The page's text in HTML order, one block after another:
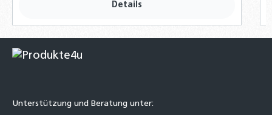
Details
Unterstützung und Beratung unter: